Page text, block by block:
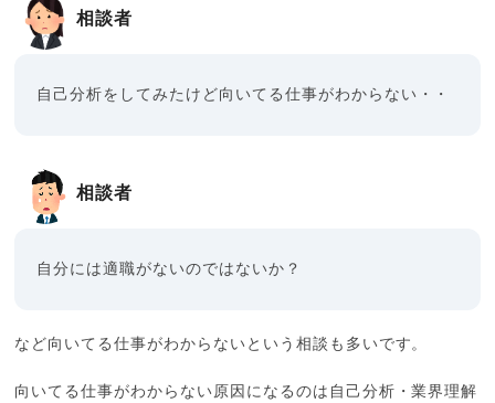
相談者
自己分析をしてみたけど向いてる仕事がわからない・・
相談者
自分には適職がないのではないか？
など向いてる仕事がわからないという相談も多いです。
向いてる仕事がわからない原因になるのは自己分析・業界理解